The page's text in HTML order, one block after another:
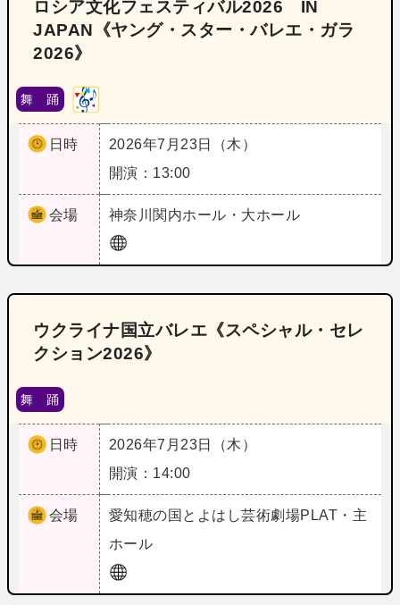
ロシア文化フェスティバル2026 IN
JAPAN《ヤング・スター・バレエ・ガラ
2026》
舞 踊
日時
2026年7月23日（木）
開演：13:00
会場 神奈川 関内ホール・大ホール
ウクライナ国立バレエ《スペシャル・セレ
クション2026》
舞 踊
日時
2026年7月23日（木）
開演：14:00
会場 愛知穂の国とよはし芸術劇場PLAT・主
ホール